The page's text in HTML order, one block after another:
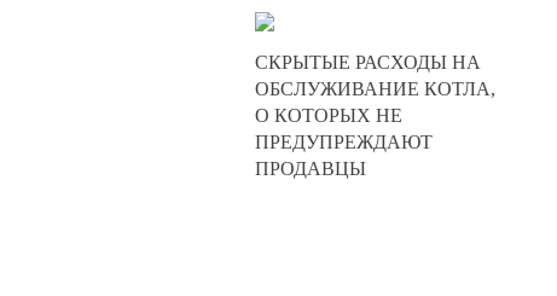
0
440
СКРЫТЫЕ РАСХОДЫ НА
ОБСЛУЖИВАНИЕ КОТЛА,
О КОТОРЫХ НЕ
ПРЕДУПРЕЖДАЮТ
ПРОДАВЦЫ